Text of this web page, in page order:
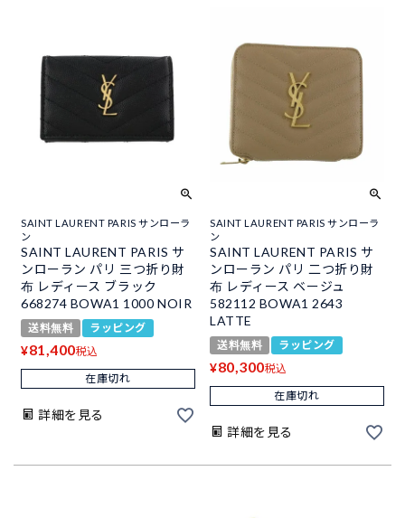
SAINT LAURENT PARIS サンローラ
ン
SAINT LAURENT PARIS サ
ンローラン パリ 三つ折り財
布 レディース ブラック
668274 BOWA1 1000 NOIR
送料無料 ラッピング
¥81,400税込
在庫切れ
詳細を見る
SAINT LAURENT PARIS サンローラ
ン
SAINT LAURENT PARIS サ
ンローラン パリ 二つ折り財
布 レディース ベージュ
582112 BOWA1 2643
LATTE
送料無料 ラッピング
¥80,300税込
在庫切れ
詳細を見る